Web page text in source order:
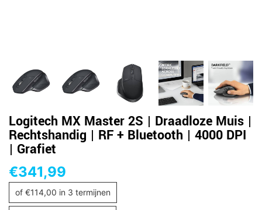
Logitech MX Master 2S | Draadloze Muis |
Rechtshandig | RF + Bluetooth | 4000 DPI
| Grafiet
€341,99
of €114,00 in 3 termijnen